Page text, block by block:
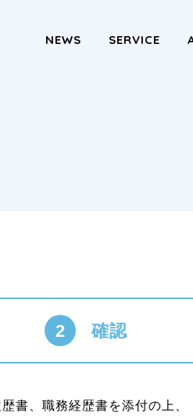
NEWS SERVICE
2 確認
書、職務経歴書を添付の上